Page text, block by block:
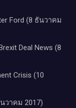
Ford (8 ธันวาคม
Deal News (8
Crisis (10
วาคม 2017)